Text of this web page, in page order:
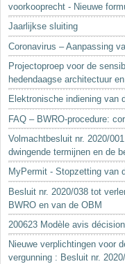
voorkooprecht - Nieuwe
Jaarlijkse sluiting
Coronavirus – Aanpassing
Projectoproep voor de
hedendaagse architectuur
Elektronische indiening van
FAQ – BWRO-procedure:
Volmachtbesluit nr. 2020/
dwingende termijnen en de
MyPermit - Stopzetting van
Besluit nr. 2020/038 tot
BWRO en van de OBM
200623 Modèle avis décision
Nieuwe verplichtingen voor
vergunning : Besluit nr.